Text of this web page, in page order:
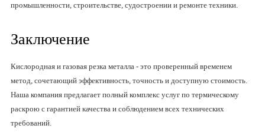
промышленности, строительстве, судостроении и ремонте техники.
Заключение
Кислородная и газовая резка металла - это проверенный временем
метод, сочетающий эффективность, точность и доступную стоимость.
Наша компания предлагает полный комплекс услуг по термическому
раскрою с гарантией качества и соблюдением всех технических
требований.